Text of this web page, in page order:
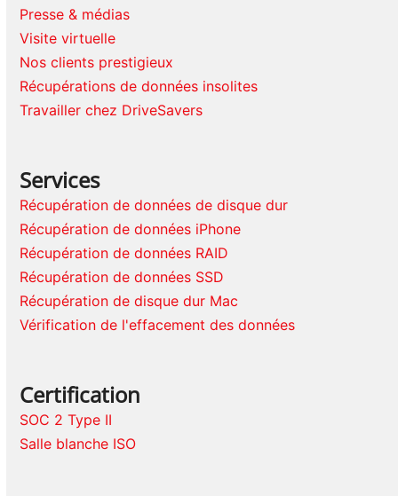
Presse & médias
Visite virtuelle
Nos clients prestigieux
Récupérations de données insolites
Travailler chez DriveSavers
Services
Récupération de données de disque dur
Récupération de données iPhone
Récupération de données RAID
Récupération de données SSD
Récupération de disque dur Mac
Vérification de l'effacement des données
Certification
SOC 2 Type II
Salle blanche ISO